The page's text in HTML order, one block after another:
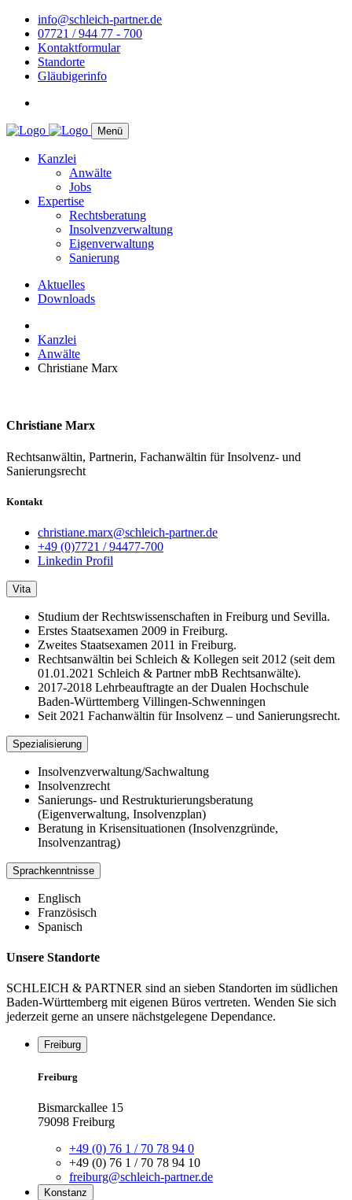
info@schleich-partner.de
07721 / 944 77 - 700
Kontaktformular
Standorte
Gläubigerinfo
Menü
Kanzlei
Anwälte
Jobs
Expertise
Rechtsberatung
Insolvenzverwaltung
Eigenverwaltung
Sanierung
Aktuelles
Downloads
Kanzlei
Anwälte
Christiane Marx
Christiane Marx
Rechtsanwältin, Partnerin, Fachanwältin für Insolvenz- und
Sanierungsrecht
Kontakt
christiane.marx@schleich-partner.de
+49 (0)7721 / 94477-700
Linkedin Profil
Vita
Studium der Rechtswissenschaften in Freiburg und Sevilla.
Erstes Staatsexamen 2009 in Freiburg.
Zweites Staatsexamen 2011 in Freiburg.
Rechtsanwältin bei Schleich & Kollegen seit 2012 (seit dem
01.01.2021 Schleich & Partner mbB Rechtsanwälte).
2017-2018 Lehrbeauftragte an der Dualen Hochschule
Baden-Württemberg Villingen-Schwenningen
Seit 2021 Fachanwältin für Insolvenz – und Sanierungsrecht.
Spezialisierung
Insolvenzverwaltung/Sachwaltung
Insolvenzrecht
Sanierungs- und Restrukturierungsberatung
(Eigenverwaltung, Insolvenzplan)
Beratung in Krisensituationen (Insolvenzgründe,
Insolvenzantrag)
Sprachkenntnisse
Englisch
Französisch
Spanisch
Unsere Standorte
SCHLEICH & PARTNER sind an sieben Standorten im südlichen
Baden-Württemberg mit eigenen Büros vertreten. Wenden Sie sich
jederzeit gerne an unsere nächstgelegene Dependance.
Freiburg
Freiburg
Bismarckallee 15
79098 Freiburg
+49 (0) 76 1 / 70 78 94 0
+49 (0) 76 1 / 70 78 94 10
freiburg@schleich-partner.de
Konstanz